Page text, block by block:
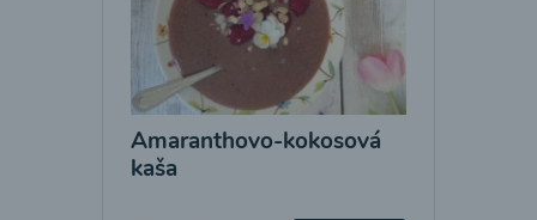
Amaranthovo-kokosová
kaša